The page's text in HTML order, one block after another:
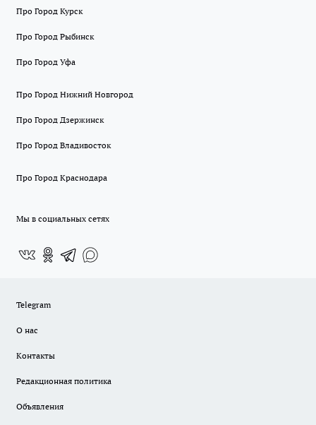
Про Город Курск
Про Город Рыбинск
Про Город Уфа
Про Город Нижний Новгород
Про Город Дзержинск
Про Город Владивосток
Про Город Краснодара
Мы в социальных сетях
Telegram
О нас
Контакты
Редакционная политика
Объявления